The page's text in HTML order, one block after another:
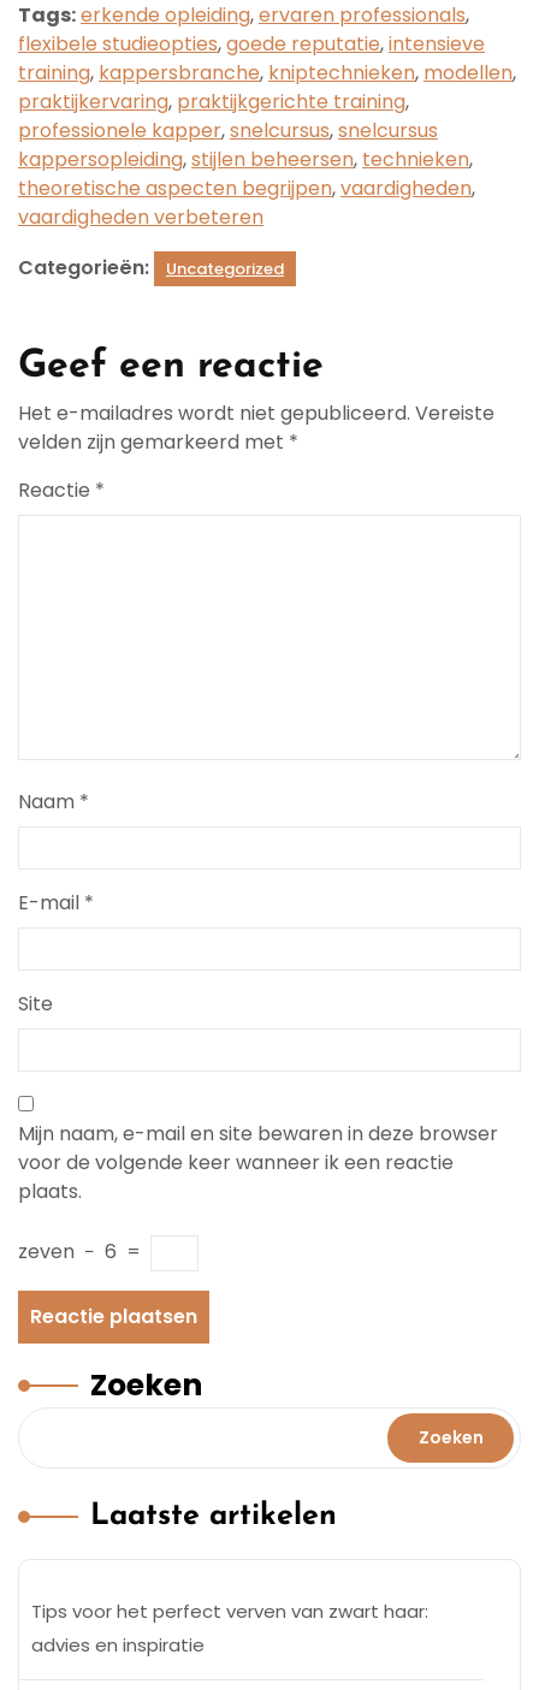
Tags:erkende opleiding,ervaren professionals,
flexibele studieopties,goede reputatie,intensieve
training, kappersbranche, kniptechnieken, modellen,
praktijkervaring, praktijkgerichte training,
professionele kapper,snelcursus,snelcursus
kappersopleiding,stijlen beheersen, technieken,
theoretische aspecten begrijpen,vaardigheden,
vaardigheden verbeteren
Categorieën:
Uncategorized
Geef een reactie
Het e-mailadres wordt niet gepubliceerd. Vereiste
velden zijn gemarkeerd met *
Reactie *
Naam *
E-mail *
Site
Mijn naam, e-mail en site bewaren in deze browser
voor de volgende keer wanneer ik een reactie
plaats.
zeven − 6 =
Zoeken
Zoeken
Laatste artikelen
Tips voor het perfect verven van zwart haar:
advies en inspiratie